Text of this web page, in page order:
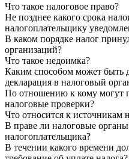
Что такое налоговое право?
Не позднее какого срока
налогоплательщику
В каком порядке налог
организаций?
Что такое недоимка?
Каким способом может быть
декларация в налоговый
По отношению к кому могут
налоговые проверки?
Что относится к источникам
В праве ли налоговые
налогоплательщика?
В течении какого времени